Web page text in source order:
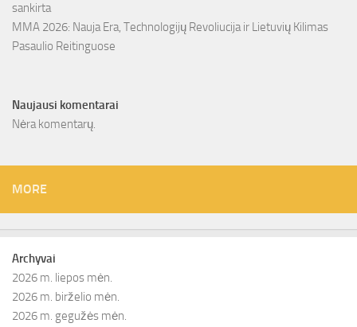
sankirta
MMA 2026: Nauja Era, Technologijų Revoliucija ir Lietuvių Kilimas
Pasaulio Reitinguose
Naujausi komentarai
Nėra komentarų.
MORE
Archyvai
2026 m. liepos mėn.
2026 m. birželio mėn.
2026 m. gegužės mėn.